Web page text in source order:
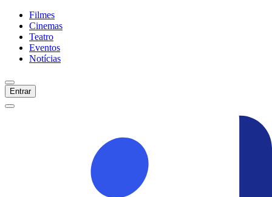
Filmes
Cinemas
Teatro
Eventos
Notícias
Entrar